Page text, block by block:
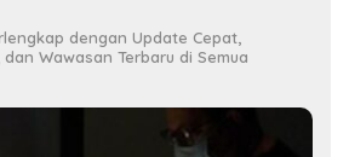
dengan Update Cepat,
Wawasan Terbaru di Semua